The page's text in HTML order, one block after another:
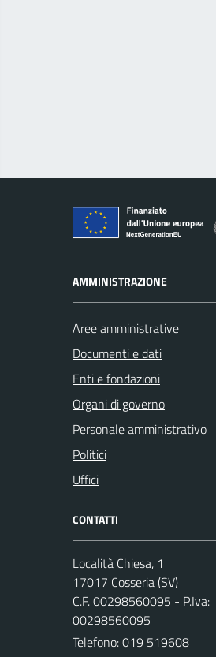
AMMINISTRAZIONE
Aree amministrative
Documenti e dati
Enti e fondazioni
Organi di governo
Personale amministrativo
Politici
Uffici
CONTATTI
Località Chiesa, 1
17017 Cosseria (SV)
C.F. 00298560095 - P.Iva:
00298560095
Telefono:019 519608